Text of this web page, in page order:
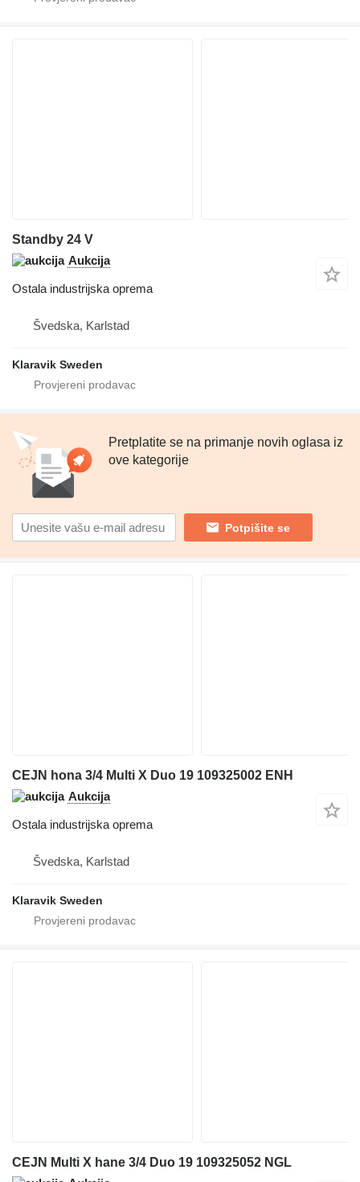
Standby 24 V
Aukcija
Ostala industrijska oprema
Švedska, Karlstad
Klaravik Sweden
Pretplatite se na primanje novih oglasa iz
ove kategorije
Potpišite se
CEJN hona 3/4 Multi X Duo 19 109325002 ENH
Aukcija
Ostala industrijska oprema
Švedska, Karlstad
Klaravik Sweden
CEJN Multi X hane 3/4 Duo 19 109325052 NGL